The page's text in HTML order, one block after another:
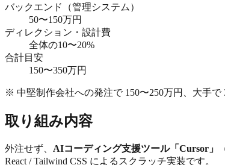
バックエンド（管理システム）
50〜150万円
ディレクション・設計費
全体の10〜20%
合計目安
150〜350万円
※ 中堅制作会社への発注で 150〜250万円、大手で
取り組み内容
外注せず、 AIコーディング支援ツール「Cursor」
React / Tailwind CSS によるスクラッチ実装です。